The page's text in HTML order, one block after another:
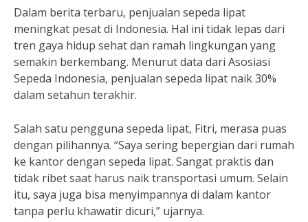
Dalam berita terbaru, penjualan sepeda lipat
meningkat pesat di Indonesia. Hal ini tidak lepas dari
tren gaya hidup sehat dan ramah lingkungan yang
semakin berkembang. Menurut data dari Asosiasi
Sepeda Indonesia, penjualan sepeda lipat naik 30%
dalam setahun terakhir.
Salah satu pengguna sepeda lipat, Fitri, merasa puas
dengan pilihannya. “Saya sering bepergian dari rumah
ke kantor dengan sepeda lipat. Sangat praktis dan
tidak ribet saat harus naik transportasi umum. Selain
itu, saya juga bisa menyimpannya di dalam kantor
tanpa perlu khawatir dicuri,” ujarnya.